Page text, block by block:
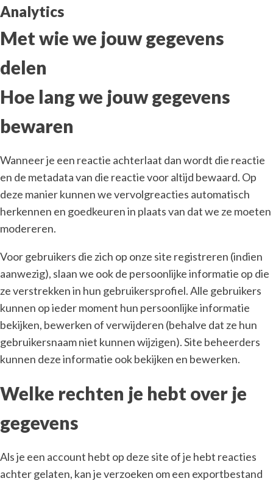
Analytics
Met wie we jouw gegevens
delen
Hoe lang we jouw gegevens
bewaren
Wanneer je een reactie achterlaat dan wordt die reactie
en de metadata van die reactie voor altijd bewaard. Op
deze manier kunnen we vervolgreacties automatisch
herkennen en goedkeuren in plaats van dat we ze moeten
modereren.
Voor gebruikers die zich op onze site registreren (indien
aanwezig), slaan we ook de persoonlijke informatie op die
ze verstrekken in hun gebruikersprofiel. Alle gebruikers
kunnen op ieder moment hun persoonlijke informatie
bekijken, bewerken of verwijderen (behalve dat ze hun
gebruikersnaam niet kunnen wijzigen). Site beheerders
kunnen deze informatie ook bekijken en bewerken.
Welke rechten je hebt over je
gegevens
Als je een account hebt op deze site of je hebt reacties
achter gelaten, kan je verzoeken om een exportbestand